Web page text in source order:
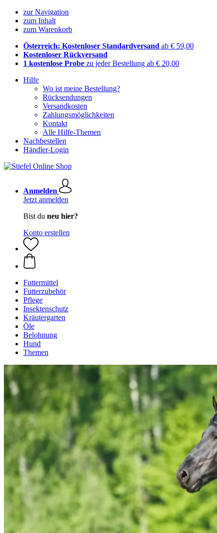
zur Navigation
zum Inhalt
zum Warenkorb
Österreich: Kostenloser Standardversand ab € 59,00
Kostenloser Rückversand
1 kostenlose Probe zu jeder Bestellung ab € 20,00
Hilfe
Wo ist meine Bestellung?
Rücksendungen
Versandkosten
Zahlungsmöglichkeiten
Kontakt
Alle Hilfe-Themen
Nachbestellen
Händler-Login
Anmelden
Jetzt anmelden
Bist du neu hier?
Konto erstellen
Futtermittel
Futterzubehör
Pflege
Insektenschutz
Kräutergarten
Öle
Belohnung
Hund
Themen